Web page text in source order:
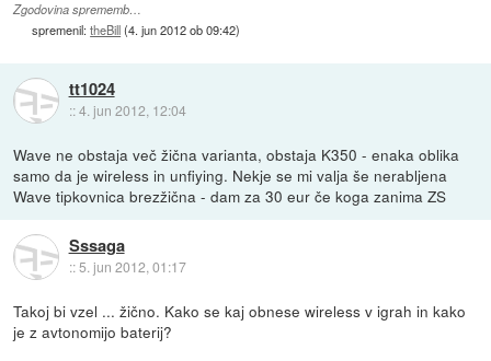
Zgodovina sprememb…
spremenil:theBill(4. jun 2012 ob 09:42)
tt1024
::4. jun 2012, 12:04
Wave ne obstaja več žična varianta, obstaja K350 - enaka oblika
samo da je wireless in unfiying. Nekje se mi valja še nerabljena
Wave tipkovnica brezžična - dam za 30 eur če koga zanima ZS
Sssaga
::5. jun 2012, 01:17
Takoj bi vzel ... žično. Kako se kaj obnese wireless v igrah in kako
je z avtonomijo baterij?